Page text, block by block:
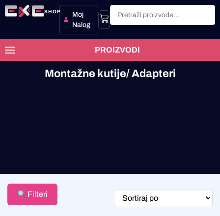
SHOP
Moj
Nalog
PROIZVODI
Montažne kutije/ Adapteri
Filteri